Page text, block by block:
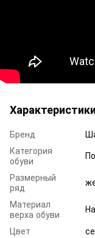
Характеристики
Бренд
Категория
обуви
Размерный
ряд
Материал
верха обуви
Цвет